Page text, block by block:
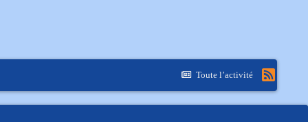
Toute l’activité